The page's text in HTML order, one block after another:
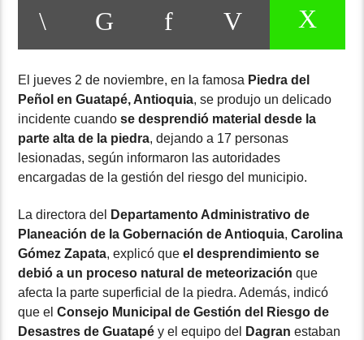
El jueves 2 de noviembre, en la famosa Piedra del
Peñol en Guatapé, Antioquia, se produjo un delicado
incidente cuandose desprendió material desde la
parte alta de la piedra, dejando a 17 personas
lesionadas, según informaron las autoridades
encargadas de la gestión del riesgo del municipio.
La directora del
Departamento Administrativo de
Planeación de la Gobernación de Antioquia,Carolina
Gómez Zapata, explicó queel desprendimiento se
debió a un proceso natural de meteorización que
afecta la parte superficial de la piedra. Además, indicó
que elConsejo Municipal de Gestión del Riesgo de
Desastres de Guatapé y el equipo del Dagran estaban